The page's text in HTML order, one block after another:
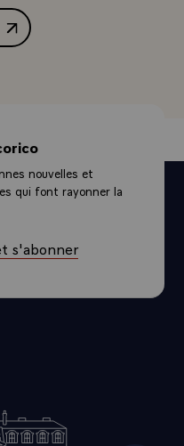
de félicitations adressé par
nouvelles et
qui font rayonner la
s'abonner